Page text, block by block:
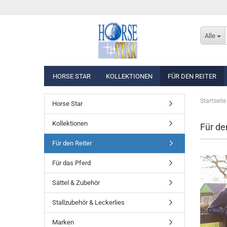
Alle
HORSE STAR KOLLEKTIONEN
Eskadron Platinum Edition 2026/2027
Eskadron Classic Sports F/S 2026
Eskadron Heritage 2025/2026
Eskadron Platinum Edition 2025/2026
Eskadron Classic - Spring/Summer 2025
Eskadron Platinum Limited Edition 2024
Eskadron Classic - Spring/Summer 2024
FÜR DEN REITER
Westen, Jacken &
Reithosen
Turnierbekleidung
Startseite
Für
Horse Star
Kollektionen
Für den Reiter
Für das Pferd
Sättel & Zubehör
Stallzubehör & Leckerlies
Marken